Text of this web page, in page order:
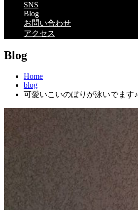
SNS
Blog
お問い合わせ
アクセス
Blog
Home
blog
可愛いこいのぼりが泳いでます♪